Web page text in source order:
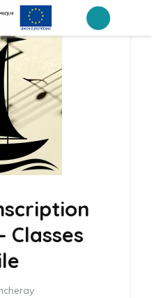
– Ajaccio
Classes